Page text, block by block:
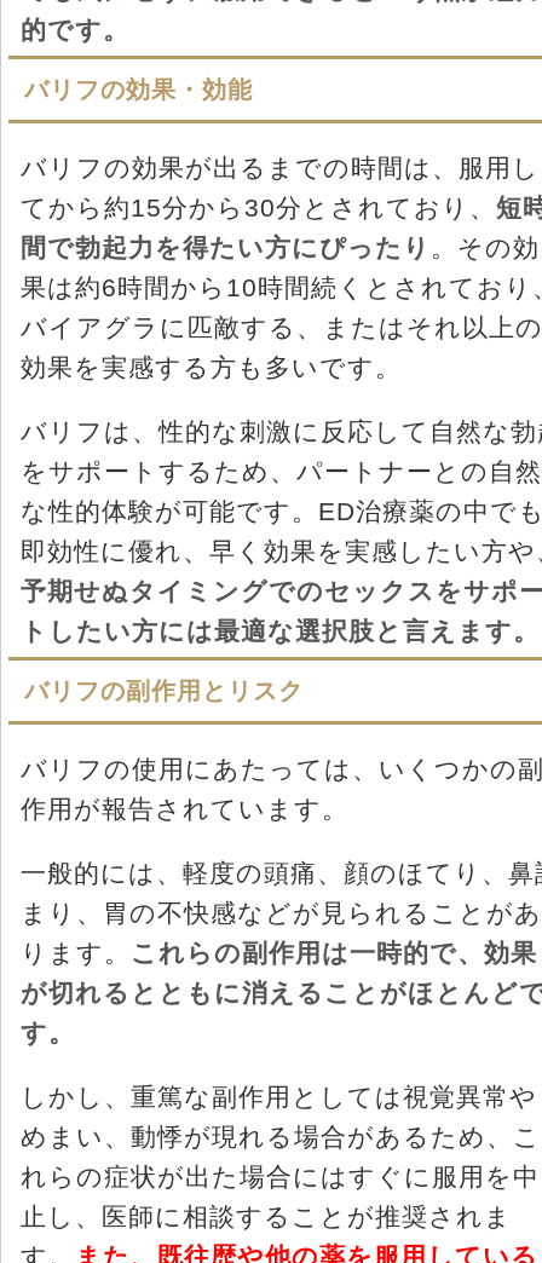
的です。
バリフの効果・効能
バリフの効果が出るまでの時間は、服用し
てから約15分から30分とされており、 短
間で勃起力を得たい方にぴったり 。その効
果は約6時間から10時間続くとされており
バイアグラに匹敵する、またはそれ以上の
効果を実感する方も多いです。
バリフは、性的な刺激に反応して自然な勃
をサポートするため、パートナーとの自然
な性的体験が可能です。ED治療薬の中で
即効性に優れ、早く効果を実感したい方や
予期せぬタイミングでのセックスをサポ
トしたい方には最適な選択肢と言えます。
バリフの副作用とリスク
バリフの使用にあたっては、いくつかの
作用が報告されています。
一般的には、軽度の頭痛、顔のほてり、鼻
まり、胃の不快感などが見られることがあ
ります。 これらの副作用は一時的で、効果
が切れるとともに消えることがほとんど
す。
しかし、重篤な副作用としては視覚異常や
めまい、動悸が現れる場合があるため、こ
れらの症状が出た場合にはすぐに服用を中
止し、医師に相談することが推奨されま
す。
また、既往歴や他の薬を服用している